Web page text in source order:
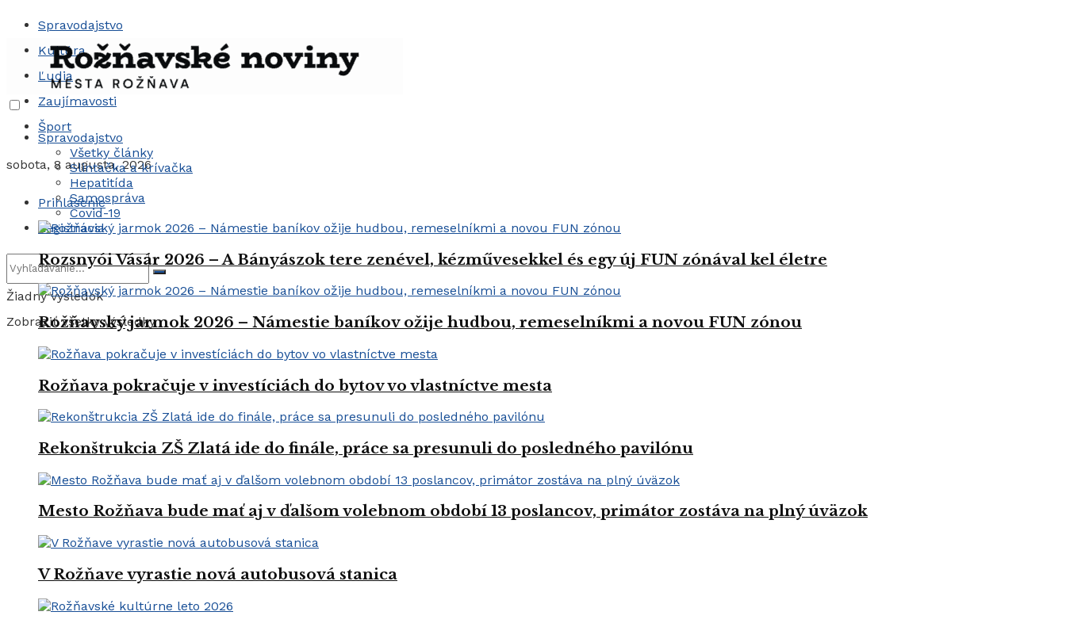
Spravodajstvo
Kultúra
Ľudia
Zaujímavosti
Šport
sobota, 8 augusta, 2026
Prihlásenie
Registrácia
Žiadny výsledok
Zobraziť všetky výsledky
Spravodajstvo
Všetky články
Slintačka a krívačka
Hepatitída
Samospráva
Covid-19
Rozsnyói Vásár 2026 – A Bányászok tere zenével, kézművesekkel és egy új FUN zónával kel életre
Rožňavský jarmok 2026 – Námestie baníkov ožije hudbou, remeselníkmi a novou FUN zónou
Rožňava pokračuje v investíciách do bytov vo vlastníctve mesta
Rekonštrukcia ZŠ Zlatá ide do finále, práce sa presunuli do posledného pavilónu
Mesto Rožňava bude mať aj v ďalšom volebnom období 13 poslancov, primátor zostáva na plný úväzok
V Rožňave vyrastie nová autobusová stanica